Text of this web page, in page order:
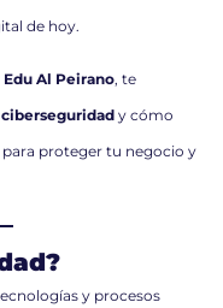
de hoy.
Edu Al Peirano, te
ciberseguridad y cómo
para proteger tu negocio y
y procesos